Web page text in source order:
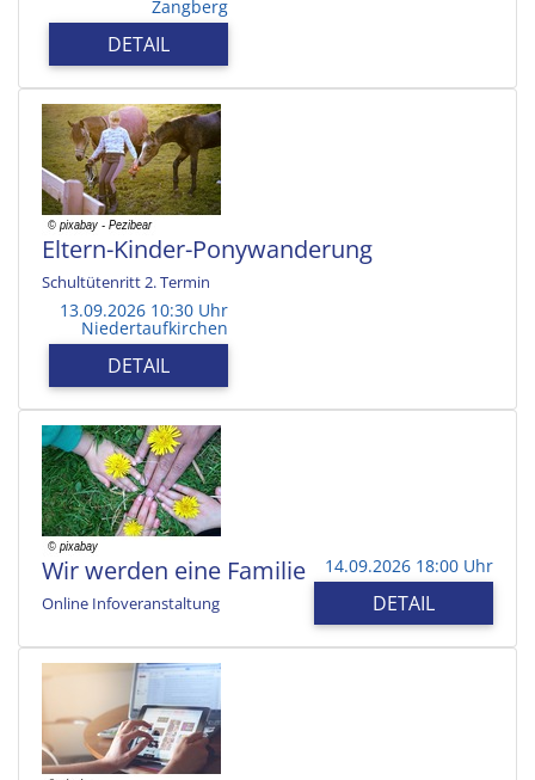
Zangberg
DETAIL
Eltern-Kinder-Ponywanderung
Schultütenritt 2. Termin
13.09.2026 10:30 Uhr
Niedertaufkirchen
DETAIL
Wir werden eine Familie
Online Infoveranstaltung
14.09.2026 18:00 Uhr
DETAIL